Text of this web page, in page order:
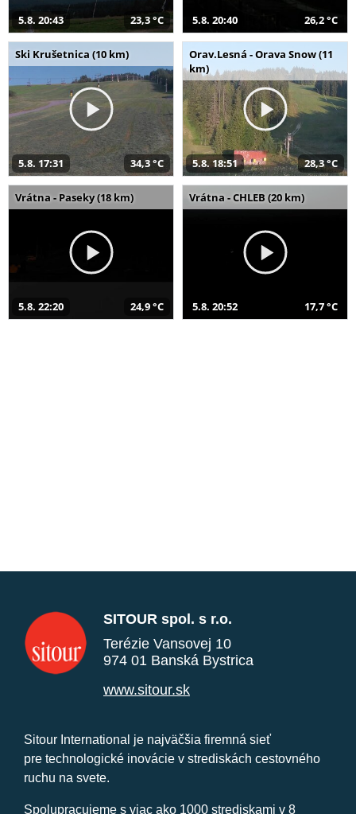
5.8. 20:43 23,3 °C 5.8. 20:40 26,2 °C
Ski Krušetnica (10 km)
5.8. 17:31 34,3 °C
Orav.Lesná - Orava Snow (11
km)
5.8. 18:51 28,3 °C
Vrátna - Paseky (18 km)
5.8. 22:20 24,9 °C
Vrátna - CHLEB (20 km)
5.8. 20:52 17,7 °C
SITOUR spol. s r.o.
Terézie Vansovej 10
974 01 Banská Bystrica
www.sitour.sk
Sitour International je najväčšia firemná sieť
pre technologické inovácie v strediskách cestovného
ruchu na svete.
Spolupracujeme s viac ako 1000 strediskami v 8